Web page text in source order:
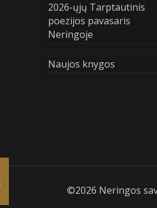
2026-ųjų Tarptautinis
poezijos pavasaris
Neringoje
Naujos knygos
©2026 Neringos